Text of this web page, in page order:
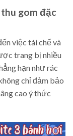
gom đặc
việc tái chế và
trang bị nhiều
hạn như rác
chỉ đảm bảo
cao ý thức